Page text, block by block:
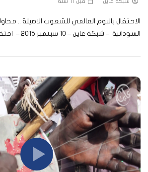
الاحتفال باليوم العالمي للشعوب الاصيلة ..
السودانية – شبكة عاين – ١٠ سبتمبر ٢٠١٥ – احتفل...